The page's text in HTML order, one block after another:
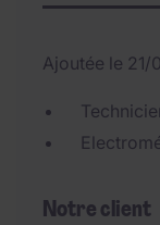
Ajoutée le 21/
Notre client